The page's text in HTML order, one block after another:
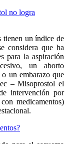
no logra
tienen un índice de
considera que ha
para la aspiración
un aborto
un embarazo que
– Misoprostol el
intervención por
medicamentos)